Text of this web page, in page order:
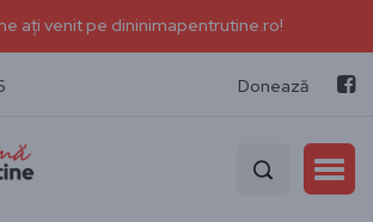
ați venit pe dininimapentrutine.ro!
Donează